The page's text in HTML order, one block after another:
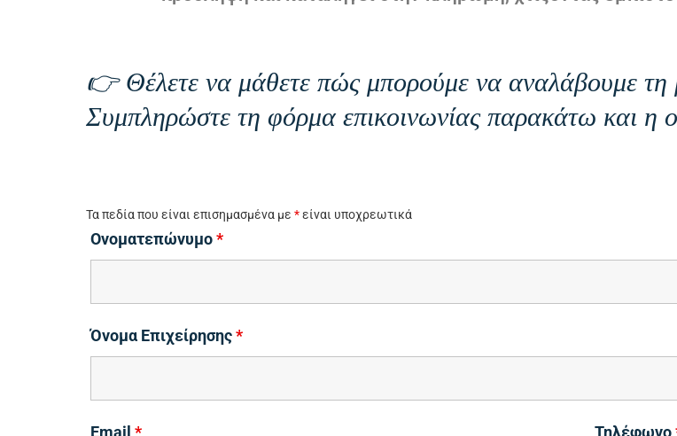
👉 Θέλετε να μάθετε πώς μπορούμε να αναλάβουμε τη
Συμπληρώστε τη φόρμα επικοινωνίας παρακάτω και η
Τα πεδία που είναι επισημασμένα με *είναι υποχρεωτικά
Ονοματεπώνυμο*
Όνομα Επιχείρησης*
Email * Τηλέφωνο